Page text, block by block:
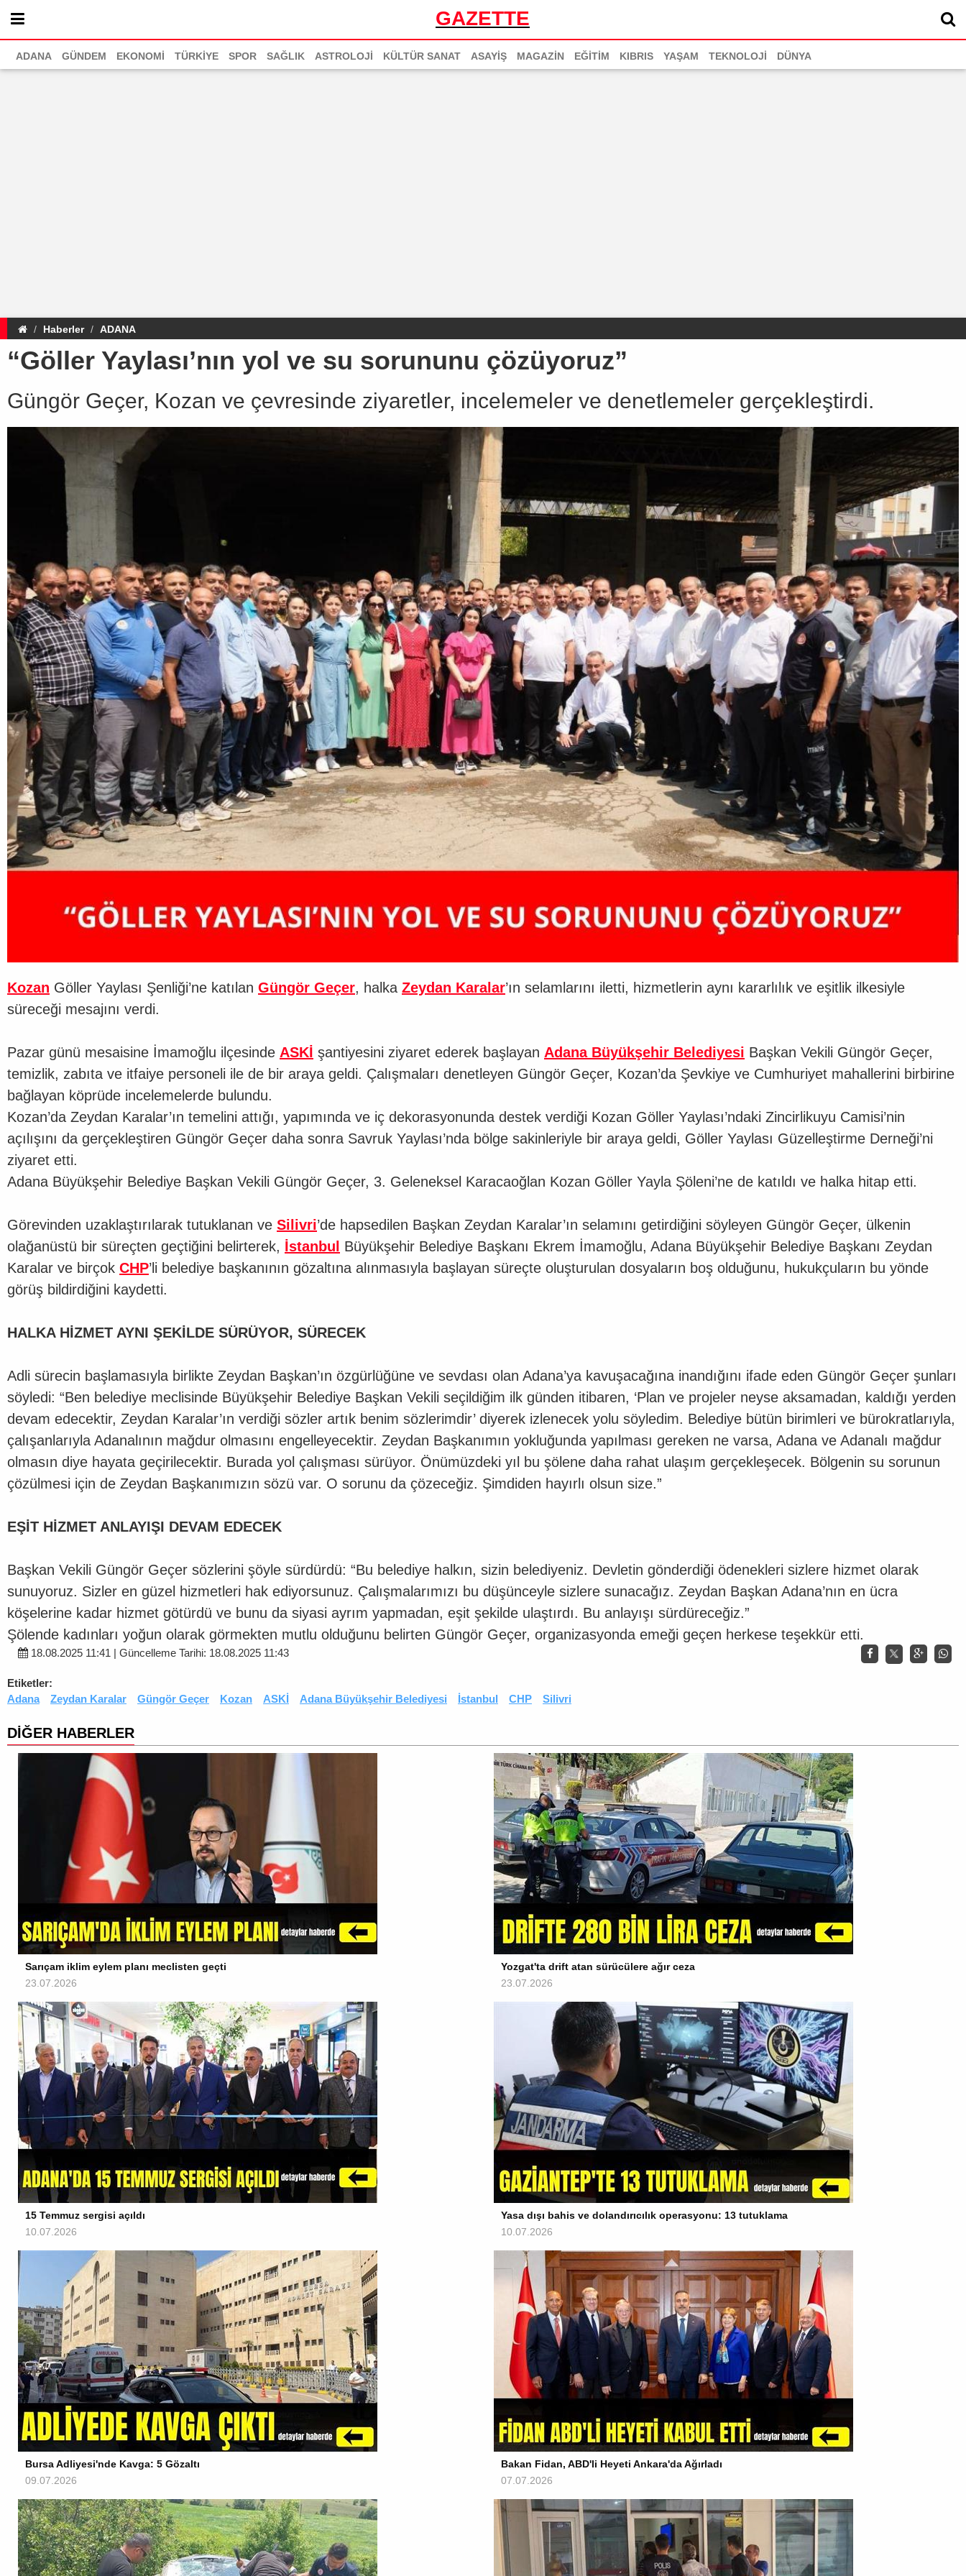
GAZETTE
ADANA GÜNDEM EKONOMİ TÜRKİYE SPOR SAĞLIK ASTROLOJİ KÜLTÜR SANAT ASAYİŞ MAGAZİN EĞİTİM KIBRIS YAŞAM TEKNOLOJİ DÜNYA
Haberler ADANA
“Göller Yaylası’nın yol ve su sorununu çözüyoruz”
Güngör Geçer, Kozan ve çevresinde ziyaretler, incelemeler ve denetlemeler gerçekleştirdi.
Kozan Göller Yaylası Şenliği’ne katılan Güngör Geçer, halka Zeydan Karalar’ın selamlarını iletti, hizmetlerin aynı kararlılık ve eşitlik ilkesiyle
süreceği mesajını verdi.
Pazar günü mesaisine İmamoğlu ilçesinde ASKİ şantiyesini ziyaret ederek başlayan Adana Büyükşehir Belediyesi Başkan Vekili Güngör Geçer,
temizlik, zabıta ve itfaiye personeli ile de bir araya geldi. Çalışmaları denetleyen Güngör Geçer, Kozan’da Şevkiye ve Cumhuriyet mahallerini birbirine
bağlayan köprüde incelemelerde bulundu.
Kozan’da Zeydan Karalar’ın temelini attığı, yapımında ve iç dekorasyonunda destek verdiği Kozan Göller Yaylası’ndaki Zincirlikuyu Camisi’nin
açılışını da gerçekleştiren Güngör Geçer daha sonra Savruk Yaylası’nda bölge sakinleriyle bir araya geldi, Göller Yaylası Güzelleştirme Derneği’ni
ziyaret etti.
Adana Büyükşehir Belediye Başkan Vekili Güngör Geçer, 3. Geleneksel Karacaoğlan Kozan Göller Yayla Şöleni’ne de katıldı ve halka hitap etti.
Görevinden uzaklaştırılarak tutuklanan ve Silivri’de hapsedilen Başkan Zeydan Karalar’ın selamını getirdiğini söyleyen Güngör Geçer, ülkenin
olağanüstü bir süreçten geçtiğini belirterek, İstanbul
Büyükşehir Belediye Başkanı Ekrem İmamoğlu, Adana Büyükşehir Belediye Başkanı Zeydan
Karalar ve birçok CHP’li belediye başkanının gözaltına alınmasıyla başlayan süreçte oluşturulan dosyaların boş olduğunu, hukukçuların bu yönde
görüş bildirdiğini kaydetti.
HALKA HİZMET AYNI ŞEKİLDE SÜRÜYOR, SÜRECEK
Adli sürecin başlamasıyla birlikte Zeydan Başkan’ın özgürlüğüne ve sevdası olan Adana’ya kavuşacağına inandığını ifade eden Güngör Geçer şunları
söyledi: “Ben belediye meclisinde Büyükşehir Belediye Başkan Vekili seçildiğim ilk günden itibaren, ‘Plan ve projeler neyse aksamadan, kaldığı yerden
devam edecektir, Zeydan Karalar’ın verdiği sözler artık benim sözlerimdir’ diyerek izlenecek yolu söyledim. Belediye bütün birimleri ve bürokratlarıyla,
çalışanlarıyla Adanalının mağdur olmasını engelleyecektir. Zeydan Başkanımın yokluğunda yapılması gereken ne varsa, Adana ve Adanalı mağdur
olmasın diye hayata geçirilecektir. Burada yol çalışması sürüyor. Önümüzdeki yıl bu şölene daha rahat ulaşım gerçekleşecek. Bölgenin su sorunun
çözülmesi için de Zeydan Başkanımızın sözü var. O sorunu da çözeceğiz. Şimdiden hayırlı olsun size.”
EŞİT HİZMET ANLAYIŞI DEVAM EDECEK
Başkan Vekili Güngör Geçer sözlerini şöyle sürdürdü: “Bu belediye halkın, sizin belediyeniz. Devletin gönderdiği ödenekleri sizlere hizmet olarak
sunuyoruz. Sizler en güzel hizmetleri hak ediyorsunuz. Çalışmalarımızı bu düşünceyle sizlere sunacağız. Zeydan Başkan Adana’nın en ücra
köşelerine kadar hizmet götürdü ve bunu da siyasi ayrım yapmadan, eşit şekilde ulaştırdı. Bu anlayışı sürdüreceğiz.”
Şölende kadınları yoğun olarak görmekten mutlu olduğunu belirten Güngör Geçer, organizasyonda emeği geçen herkese teşekkür etti.
18.08.2025 11:41 | Güncelleme Tarihi: 18.08.2025 11:43
Etiketler:
Adana
Zeydan Karalar Güngör Geçer Kozan ASKİ Adana Büyükşehir Belediyesi İstanbul CHP Silivri
DİĞER HABERLER
Sarıçam iklim eylem planı meclisten geçti
23.07.2026
Yozgat'ta drift atan sürücülere ağır ceza
23.07.2026
15 Temmuz sergisi açıldı
10.07.2026
Yasa dışı bahis ve dolandırıcılık operasyonu: 13 tutuklama
10.07.2026
Bursa Adliyesi'nde Kavga: 5 Gözaltı
09.07.2026
Bakan Fidan, ABD'li Heyeti Ankara'da Ağırladı
07.07.2026